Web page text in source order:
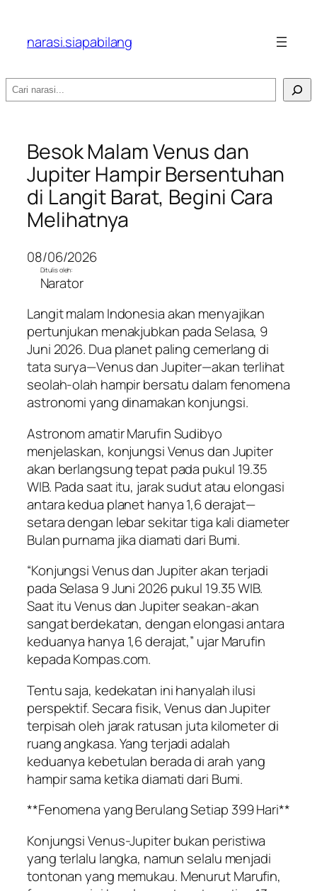
narasi.siapabilang
Search
Besok Malam Venus dan
Jupiter Hampir Bersentuhan
di Langit Barat, Begini Cara
Melihatnya
08/06/2026
Ditulis oleh:
Narator
Langit malam Indonesia akan menyajikan
pertunjukan menakjubkan pada Selasa, 9
Juni 2026. Dua planet paling cemerlang di
tata surya—Venus dan Jupiter—akan terlihat
seolah-olah hampir bersatu dalam fenomena
astronomi yang dinamakan konjungsi.
Astronom amatir Marufin Sudibyo
menjelaskan, konjungsi Venus dan Jupiter
akan berlangsung tepat pada pukul 19.35
WIB. Pada saat itu, jarak sudut atau elongasi
antara kedua planet hanya 1,6 derajat—
setara dengan lebar sekitar tiga kali diameter
Bulan purnama jika diamati dari Bumi.
“Konjungsi Venus dan Jupiter akan terjadi
pada Selasa 9 Juni 2026 pukul 19.35 WIB.
Saat itu Venus dan Jupiter seakan-akan
sangat berdekatan, dengan elongasi antara
keduanya hanya 1,6 derajat,” ujar Marufin
kepada Kompas.com.
Tentu saja, kedekatan ini hanyalah ilusi
perspektif. Secara fisik, Venus dan Jupiter
terpisah oleh jarak ratusan juta kilometer di
ruang angkasa. Yang terjadi adalah
keduanya kebetulan berada di arah yang
hampir sama ketika diamati dari Bumi.
**Fenomena yang Berulang Setiap 399 Hari**
Konjungsi Venus-Jupiter bukan peristiwa
yang terlalu langka, namun selalu menjadi
tontonan yang memukau. Menurut Marufin,